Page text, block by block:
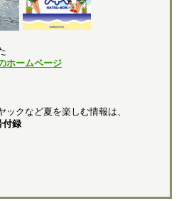
ホームページ
クなど夏を楽しむ情報は、
付録